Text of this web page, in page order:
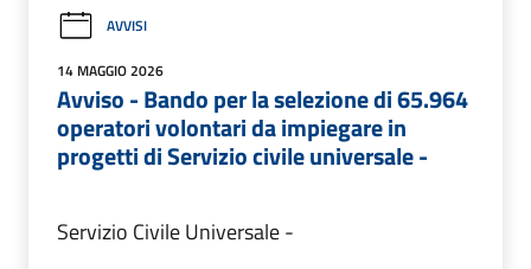
AVVISI
14 MAGGIO 2026
Avviso - Bando per la selezione di 65.964
operatori volontari da impiegare in
progetti di Servizio civile universale -
Servizio Civile Universale -